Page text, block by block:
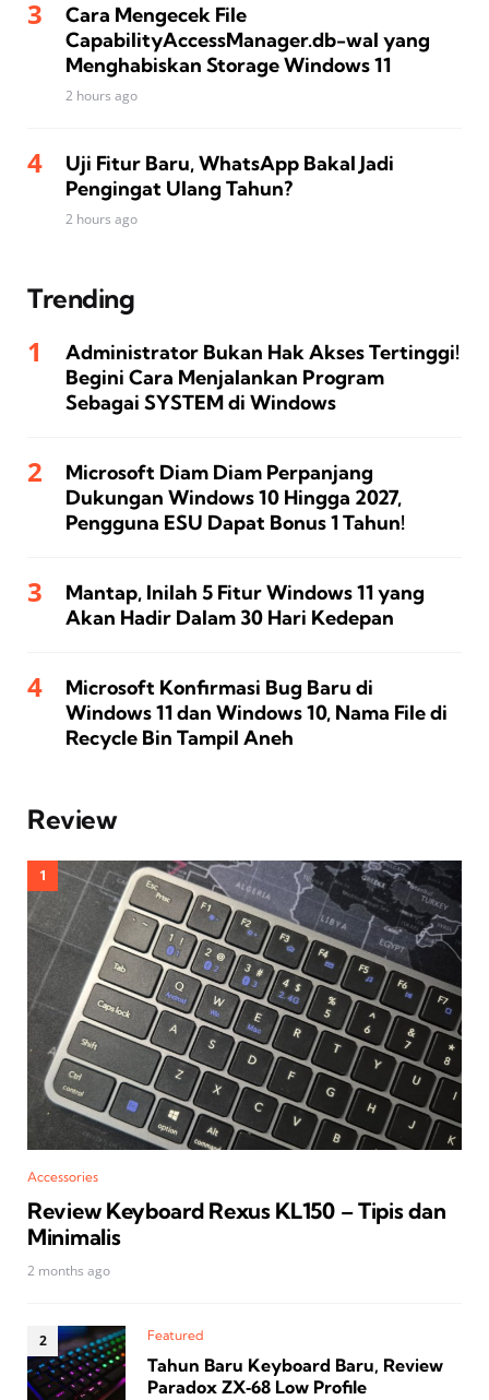
Cara Mengecek File
CapabilityAccessManager.db-wal yang
Menghabiskan Storage Windows 11
2 hours ago
Uji Fitur Baru, WhatsApp Bakal Jadi
Pengingat Ulang Tahun?
2 hours ago
Trending
Administrator Bukan Hak Akses Tertinggi!
Begini Cara Menjalankan Program
Sebagai SYSTEM di Windows
Microsoft Diam Diam Perpanjang
Dukungan Windows 10 Hingga 2027,
Pengguna ESU Dapat Bonus 1 Tahun!
Mantap, Inilah 5 Fitur Windows 11 yang
Akan Hadir Dalam 30 Hari Kedepan
Microsoft Konfirmasi Bug Baru di
Windows 11 dan Windows 10, Nama File di
Recycle Bin Tampil Aneh
Review
Accessories
Review Keyboard Rexus KL150 – Tipis dan
Minimalis
2 months ago
Featured
Tahun Baru Keyboard Baru, Review
Paradox ZX‑68 Low Profile